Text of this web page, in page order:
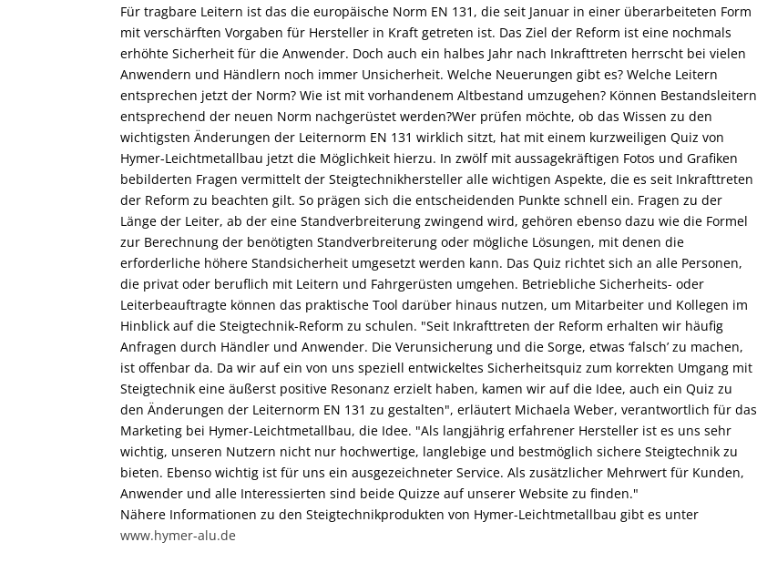
Für tragbare Leitern ist das die europäische Norm EN 131, die seit Januar in einer überarbeiteten Form
mit verschärften Vorgaben für Hersteller in Kraft getreten ist. Das Ziel der Reform ist eine nochmals
erhöhte Sicherheit für die Anwender. Doch auch ein halbes Jahr nach Inkrafttreten herrscht bei vielen
Anwendern und Händlern noch immer Unsicherheit. Welche Neuerungen gibt es? Welche Leitern
entsprechen jetzt der Norm? Wie ist mit vorhandenem Altbestand umzugehen? Können Bestandsleitern
entsprechend der neuen Norm nachgerüstet werden?Wer prüfen möchte, ob das Wissen zu den
wichtigsten Änderungen der Leiternorm EN 131 wirklich sitzt, hat mit einem kurzweiligen Quiz von
Hymer-Leichtmetallbau jetzt die Möglichkeit hierzu. In zwölf mit aussagekräftigen Fotos und Grafiken
bebilderten Fragen vermittelt der Steigtechnikhersteller alle wichtigen Aspekte, die es seit Inkrafttreten
der Reform zu beachten gilt. So prägen sich die entscheidenden Punkte schnell ein. Fragen zu der
Länge der Leiter, ab der eine Standverbreiterung zwingend wird, gehören ebenso dazu wie die Formel
zur Berechnung der benötigten Standverbreiterung oder mögliche Lösungen, mit denen die
erforderliche höhere Standsicherheit umgesetzt werden kann. Das Quiz richtet sich an alle Personen,
die privat oder beruflich mit Leitern und Fahrgerüsten umgehen. Betriebliche Sicherheits- oder
Leiterbeauftragte können das praktische Tool darüber hinaus nutzen, um Mitarbeiter und Kollegen im
Hinblick auf die Steigtechnik-Reform zu schulen. "Seit Inkrafttreten der Reform erhalten wir häufig
Anfragen durch Händler und Anwender. Die Verunsicherung und die Sorge, etwas ‘falsch’ zu machen,
ist offenbar da. Da wir auf ein von uns speziell entwickeltes Sicherheitsquiz zum korrekten Umgang mit
Steigtechnik eine äußerst positive Resonanz erzielt haben, kamen wir auf die Idee, auch ein Quiz zu
den Änderungen der Leiternorm EN 131 zu gestalten", erläutert Michaela Weber, verantwortlich für das
Marketing bei Hymer-Leichtmetallbau, die Idee. "Als langjährig erfahrener Hersteller ist es uns sehr
wichtig, unseren Nutzern nicht nur hochwertige, langlebige und bestmöglich sichere Steigtechnik zu
bieten. Ebenso wichtig ist für uns ein ausgezeichneter Service. Als zusätzlicher Mehrwert für Kunden,
Anwender und alle Interessierten sind beide Quizze auf unserer Website zu finden."
Nähere Informationen zu den Steigtechnikprodukten von Hymer-Leichtmetallbau gibt es unter
www.hymer-alu.de